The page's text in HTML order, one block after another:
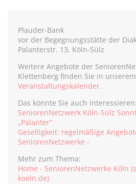
Plauder-Bank
vor der Begegnungsstätte der
Palanterstr. 13, Köln-Sülz
Weitere Angebote der
Klettenberg finden Sie in unserem
Veranstaltungskalender.
Das könnte Sie auch interessieren:
SeniorenNetzwerk Köln-Sülz
„Palanter“
Geselligkeit: regelmäßige
SeniorenNetzwerke -
Mehr zum Thema:
Home - SeniorenNetzwerke Köln
koeln.de)